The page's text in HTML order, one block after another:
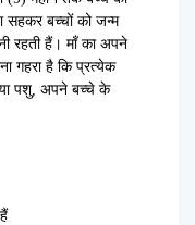
सहकर बच्चों को जन्म
रहती हैं। माँ का अपने
गहरा है कि प्रत्येक
या पशु, अपने बच्चे के